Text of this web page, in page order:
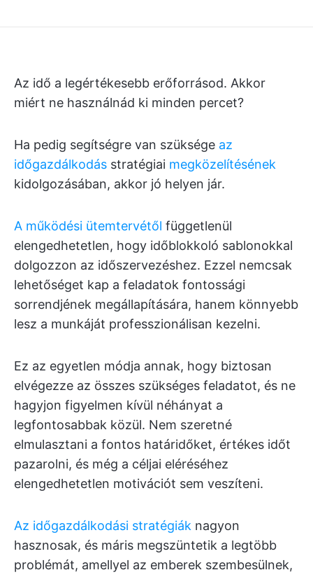
Az idő a legértékesebb erőforrásod. Akkor
miért ne használnád ki minden percet?
Ha pedig segítségre van szüksége az
időgazdálkodás stratégiai megközelítésének
kidolgozásában, akkor jó helyen jár.
A működési ütemtervétől függetlenül
elengedhetetlen, hogy időblokkoló sablonokkal
dolgozzon az időszervezéshez. Ezzel nemcsak
lehetőséget kap a feladatok fontossági
sorrendjének megállapítására, hanem könnyebb
lesz a munkáját professzionálisan kezelni.
Ez az egyetlen módja annak, hogy biztosan
elvégezze az összes szükséges feladatot, és ne
hagyjon figyelmen kívül néhányat a
legfontosabbak közül. Nem szeretné
elmulasztani a fontos határidőket, értékes időt
pazarolni, és még a céljai eléréséhez
elengedhetetlen motivációt sem veszíteni.
Az időgazdálkodási stratégiák nagyon
hasznosak, és máris megszüntetik a legtöbb
problémát, amellyel az emberek szembesülnek,